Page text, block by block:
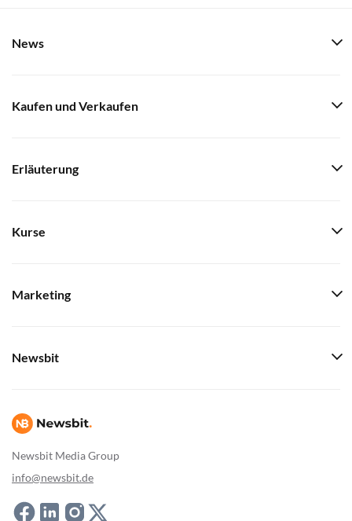
Newsbit Media Group
info@newsbit.de
News
Kaufen und Verkaufen
Erläuterung
Kurse
Marketing
Newsbit